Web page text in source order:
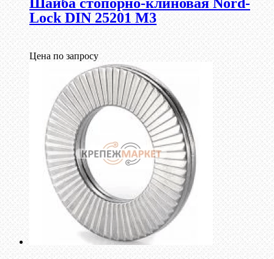
Lock DIN 25201 М3
Цена по запросу